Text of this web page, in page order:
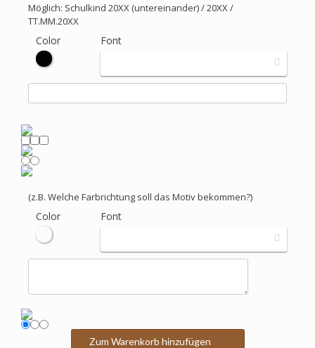
Möglich: Schulkind 20XX (untereinander) / 20XX /
TT.MM.20XX
Color Font
(z.B. Welche Farbrichtung soll das Motiv bekommen?)
Color Font
Zum Warenkorb hinzufügen